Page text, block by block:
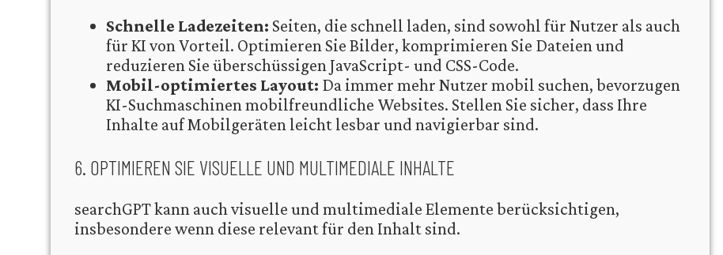
Schnelle Ladezeiten: Seiten, die schnell laden, sind sowohl für Nutzer als auch
für KI von Vorteil. Optimieren Sie Bilder, komprimieren Sie Dateien und
reduzieren Sie überschüssigen JavaScript- und CSS-Code.
Mobil-optimiertes Layout: Da immer mehr Nutzer mobil suchen, bevorzugen
KI-Suchmaschinen mobilfreundliche Websites. Stellen Sie sicher, dass Ihre
Inhalte auf Mobilgeräten leicht lesbar und navigierbar sind.
6. OPTIMIEREN SIE VISUELLE UND MULTIMEDIALE INHALTE
searchGPT kann auch visuelle und multimediale Elemente berücksichtigen,
insbesondere wenn diese relevant für den Inhalt sind.